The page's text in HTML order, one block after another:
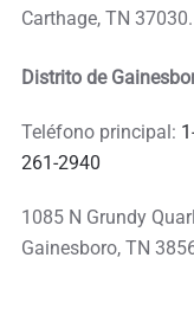
Carthage, TN 37030.
Distrito de
Teléfono principal:
261-2940
1085 N Grundy
Gainesboro, TN